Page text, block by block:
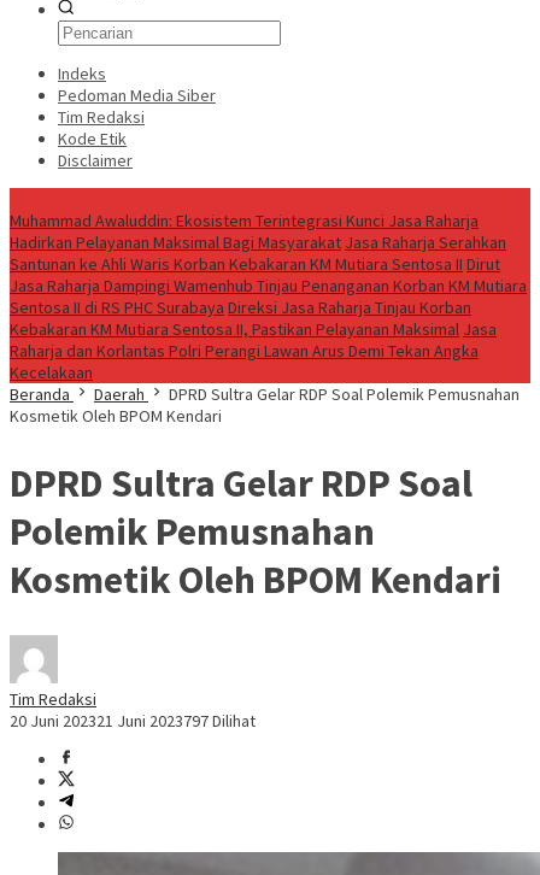
Indeks
Pedoman Media Siber
Tim Redaksi
Kode Etik
Disclaimer
Muhammad Awaluddin: Ekosistem Terintegrasi Kunci Jasa Raharja
Hadirkan Pelayanan Maksimal Bagi Masyarakat Jasa Raharja Serahkan
Santunan ke Ahli Waris Korban Kebakaran KM Mutiara Sentosa II Dirut
Jasa Raharja Dampingi Wamenhub Tinjau Penanganan Korban KM Mutiara
Sentosa II di RS PHC Surabaya Direksi Jasa Raharja Tinjau Korban
Kebakaran KM Mutiara Sentosa II, Pastikan Pelayanan Maksimal Jasa
Raharja dan Korlantas Polri Perangi Lawan Arus Demi Tekan Angka
Kecelakaan
Beranda
Daerah
DPRD Sultra Gelar RDP Soal Polemik Pemusnahan
Kosmetik Oleh BPOM Kendari
DPRD Sultra Gelar RDP Soal
Polemik Pemusnahan
Kosmetik Oleh BPOM Kendari
Tim Redaksi
20 Juni 202321 Juni 2023797 Dilihat